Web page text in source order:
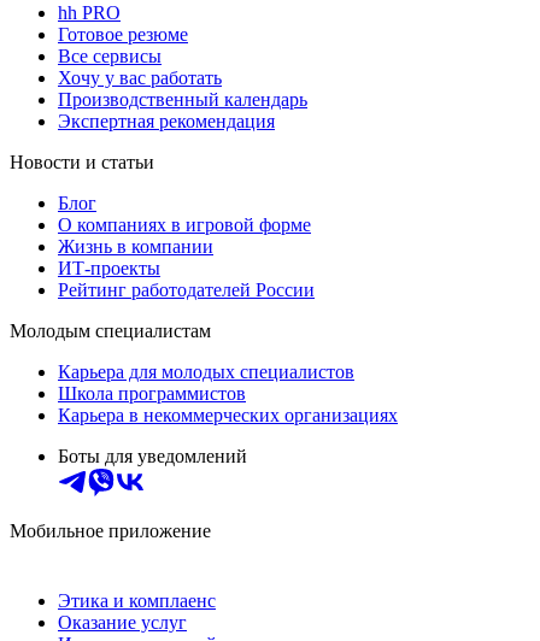
hh PRO
Готовое резюме
Все сервисы
Хочу у вас работать
Производственный календарь
Экспертная рекомендация
Новости и статьи
Блог
О компаниях в игровой форме
Жизнь в компании
ИТ-проекты
Рейтинг работодателей России
Молодым специалистам
Карьера для молодых специалистов
Школа программистов
Карьера в некоммерческих организациях
Боты для уведомлений
Мобильное приложение
Этика и комплаенс
Оказание услуг